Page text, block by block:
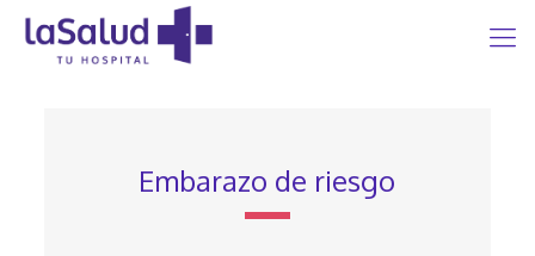
Embarazo de riesgo